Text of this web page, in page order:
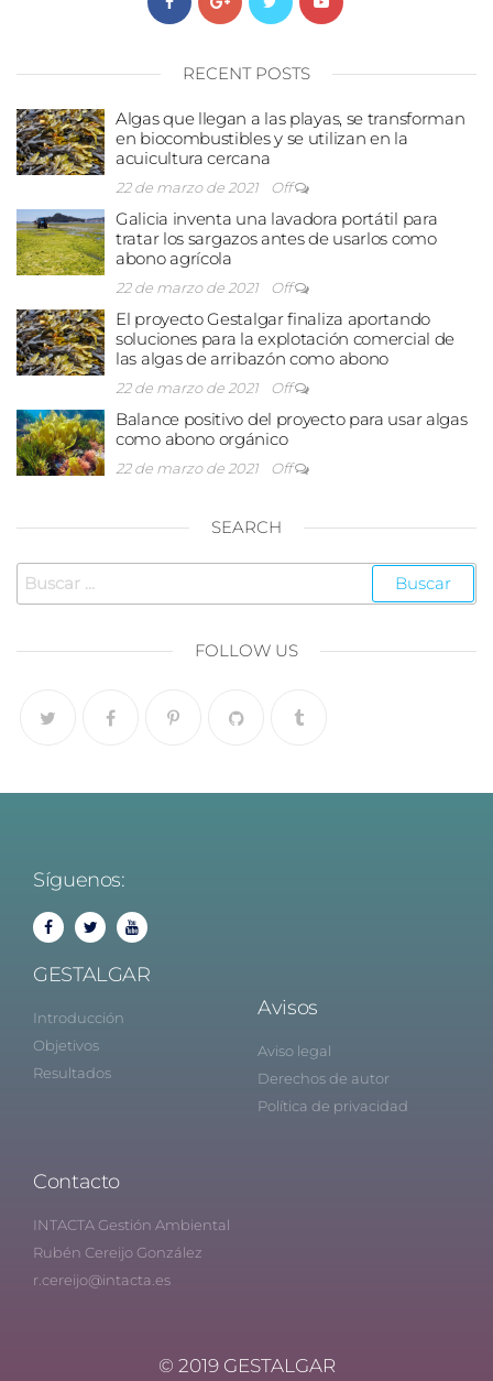
RECENT POSTS
Algas que llegan a las playas, se transforman
en biocombustibles y se utilizan en la
acuicultura cercana
22 de marzo de 2021 Off
Galicia inventa una lavadora portátil para
tratar los sargazos antes de usarlos como
abono agrícola
22 de marzo de 2021 Off
El proyecto Gestalgar finaliza aportando
soluciones para la explotación comercial de
las algas de arribazón como abono
22 de marzo de 2021 Off
Balance positivo del proyecto para usar algas
como abono orgánico
22 de marzo de 2021 Off
SEARCH
FOLLOW US
Síguenos:
GESTALGAR
Introducción
Objetivos
Resultados
Avisos
Aviso legal
Derechos de autor
Política de privacidad
Contacto
INTACTA Gestión Ambiental
Rubén Cereijo González
r.cereijo@intacta.es
© 2019 GESTALGAR